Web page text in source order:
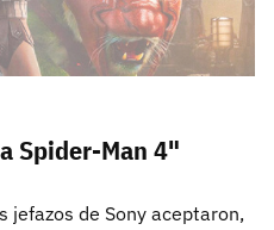
Spider-Man 4"
jefazos de Sony aceptaron,